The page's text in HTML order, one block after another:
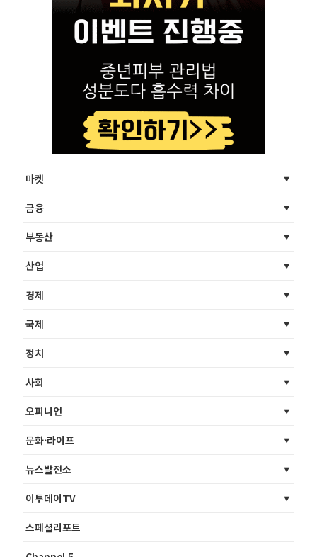
마켓
금융
부동산
산업
경제
국제
정치
사회
오피니언
문화·라이프
뉴스발전소
이투데이TV
스페셜리포트